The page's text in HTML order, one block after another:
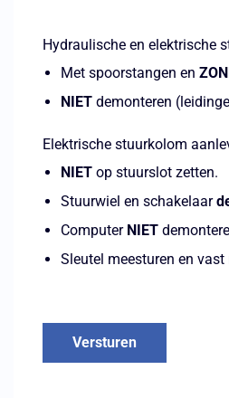
Hydraulische en elektrische
Met spoorstangen en
NIET demonteren
Elektrische stuurkolom
NIET op stuurslot zetten.
Stuurwiel en schakelaar
Computer NIET
Sleutel meesturen en
Versturen